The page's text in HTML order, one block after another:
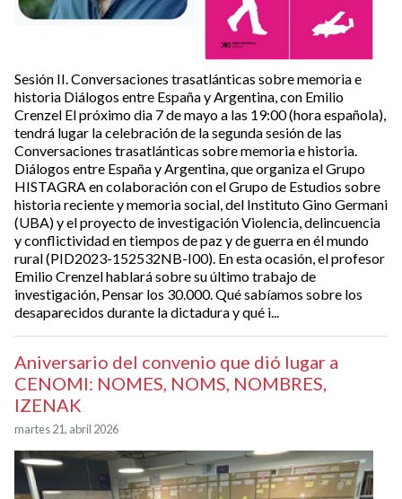
Sesión II. Conversaciones trasatlánticas sobre memoria e
historia Diálogos entre España y Argentina, con Emilio
Crenzel El próximo dia 7 de mayo a las 19:00 (hora española),
tendrá lugar la celebración de la segunda sesión de las
Conversaciones trasatlánticas sobre memoria e historia.
Diálogos entre España y Argentina, que organiza el Grupo
HISTAGRA en colaboración con el Grupo de Estudios sobre
historia reciente y memoria social, del Instituto Gino Germani
(UBA) y el proyecto de investigación Violencia, delincuencia
y conflictividad en tiempos de paz y de guerra en él mundo
rural (PID2023-152532NB-I00). En esta ocasión, el profesor
Emilio Crenzel hablará sobre su último trabajo de
investigación, Pensar los 30.000. Qué sabíamos sobre los
desaparecidos durante la dictadura y qué i...
Aniversario del convenio que dió lugar a
CENOMI: NOMES, NOMS, NOMBRES,
IZENAK
martes 21, abril 2026